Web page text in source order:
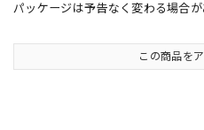
パッケージは予告なく変わる場合
この商品を